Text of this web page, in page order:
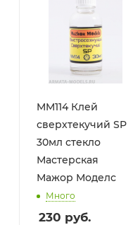
MM114 Клей
сверхтекучий SP
30мл стекло
Мастерская
Мажор Моделс
Много
230 руб.